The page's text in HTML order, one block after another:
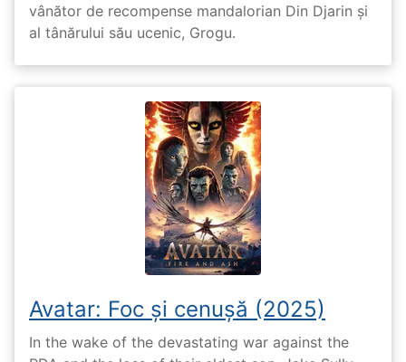
vânător de recompense mandalorian Din Djarin și
al tânărului său ucenic, Grogu.
Avatar: Foc și cenușă (2025)
In the wake of the devastating war against the